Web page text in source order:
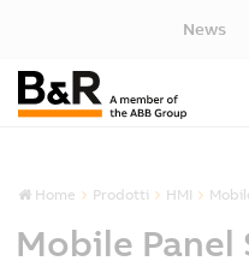
News
Home Prodotti HMI
Mobile Panel